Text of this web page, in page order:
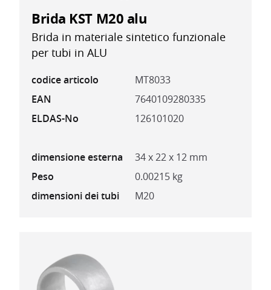
Brida KST M20 alu
Brida in materiale sintetico funzionale
per tubi in ALU
codice articolo
MT8033
EAN
7640109280335
ELDAS-No
126101020
dimensione esterna
34 x 22 x 12 mm
Peso
0.00215 kg
dimensioni dei tubi
M20